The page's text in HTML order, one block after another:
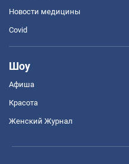
Новости медицины
Covid
Шоу
Афиша
Красота
Женский Журнал